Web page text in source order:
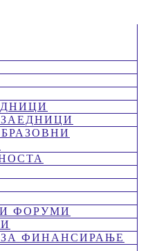
ФОРУМИ
ФИНАНСИРАЊЕ